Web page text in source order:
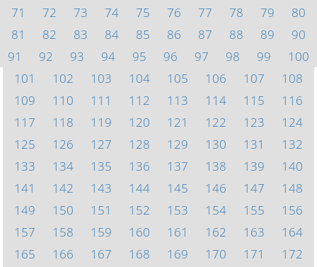
71
72 73 74 75 76 77 78 79
80
81
82 83 84 85 86 87 88 89
90
91
92 93 94 95 96 97 98 99
100
101
102 103 104 105 106 107
108
109
110 111 112 113 114 115
116
117
118 119 120 121 122 123
124
125
126 127 128 129 130 131
132
133
134 135 136 137 138 139
140
141
142 143 144 145 146 147
148
149
150 151 152 153 154 155
156
157
158 159 160 161 162 163
164
165
166 167 168 169 170 171
172